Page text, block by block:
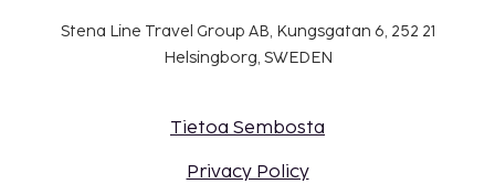
Stena Line Travel Group AB, Kungsgatan 6, 252 21
Helsingborg, SWEDEN
Tietoa Sembosta
Privacy Policy